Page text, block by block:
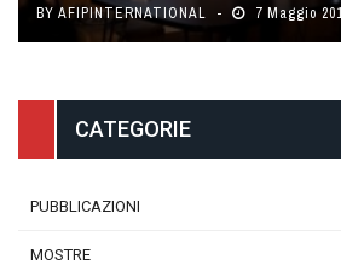
BY AFIPINTERNATIONAL 7 Maggio
CATEGORIE
PUBBLICAZIONI
MOSTRE